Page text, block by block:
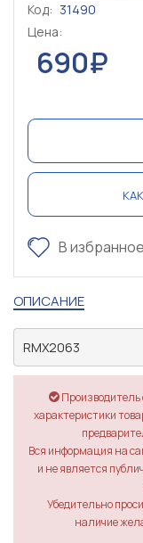
Код: 31490
Цена:
690₽
В избранное
ОПИСАНИЕ
RMX2063
Производитель
характеристики
Вся информация на
и не является
Убедительно
наличие